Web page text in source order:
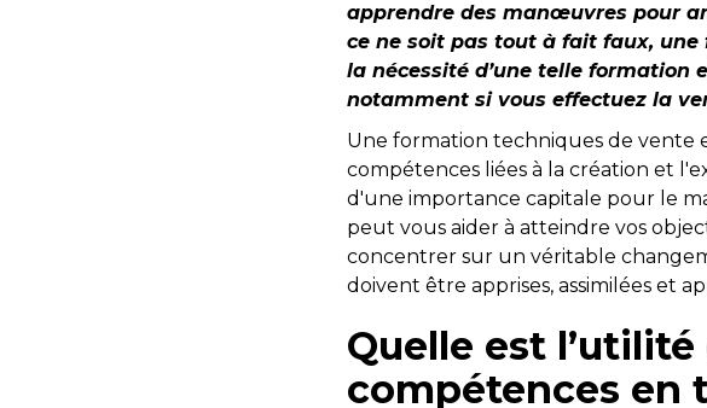
apprendre des manœuvres pour
ce ne soit pas tout à fait faux,
la nécessité d’une telle formation
notamment si vous effectuez la
Une formation techniques de vente
compétences liées à la création et
d'une importance capitale pour le
peut vous aider à atteindre vos
concentrer sur un véritable
doivent être apprises, assimilées et
Quelle est
compétences en